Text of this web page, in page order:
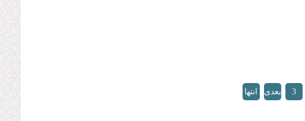
3
بعدی
انتها